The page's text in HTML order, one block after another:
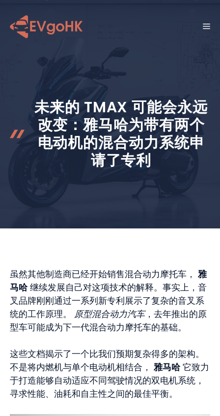
菜
未来的 TMAX 可能会永远
改变：雅马哈为带有两个
电动机的混合动力系统申
请了专利
虽然其他制造商已经开始销售混合动力摩托车， 雅
马哈继续发展自己对这项技术的解释。事实上，音
叉品牌刚刚通过一系列新专利展示了复杂的音叉系
统的工作原理。 原型混合动力汽车，去年推出的原
型车可能成为下一代混合动力摩托车的基础。
这些文档揭示了一个比我们预期复杂得多的架构。
不是将内燃机与单个电动机相结合， 雅马哈它致力
于打造能够自动适应不同驾驶情况的双电机系统，
寻求性能、油耗和自主性之间的最佳平衡。